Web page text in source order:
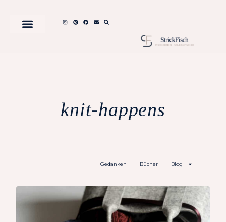
knit-happens
Gedanken Bücher Blog